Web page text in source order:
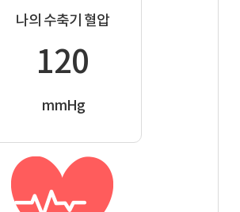
나의 수축기 혈압
120
mmHg